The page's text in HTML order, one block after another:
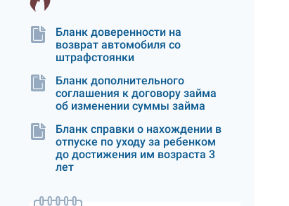
Бланк доверенности на
возврат автомобиля со
штрафстоянки
Бланк дополнительного
соглашения к договору займа
об изменении суммы займа
Бланк справки о нахождении в
отпуске по уходу за ребенком
до достижения им возраста 3
лет